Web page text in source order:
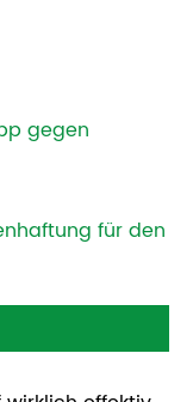
gegen
für den